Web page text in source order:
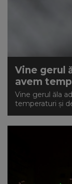
Vine gerul
avem
Vine gerul ăla
temperaturi și